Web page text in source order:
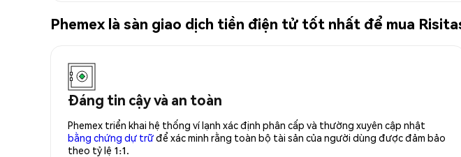
Phemex là sàn giao dịch tiền điện tử tốt nhất để mua
Đáng tin cậy và an toàn
Phemex triển khai hệ thống ví lạnh xác định phân cấp và thường xuyên cập nhật
bằng chứng dự trữđể xác minh rằng toàn bộ tài sản của người dùng được đảm bảo
theo tỷ lệ 1:1.